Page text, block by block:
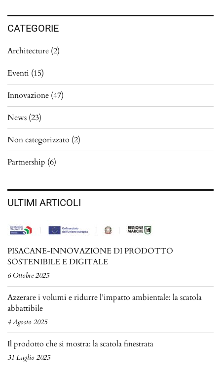
CATEGORIE
Architecture (2)
Eventi (15)
Innovazione (47)
News (23)
Non categorizzato (2)
Partnership (6)
ULTIMI ARTICOLI
PISACANE-INNOVAZIONE DI PRODOTTO
SOSTENIBILE E DIGITALE
6 Ottobre 2025
Azzerare i volumi e ridurre l’impatto ambientale: la scatola
abbattibile
4 Agosto 2025
Il prodotto che si mostra: la scatola finestrata
31 Luglio 2025